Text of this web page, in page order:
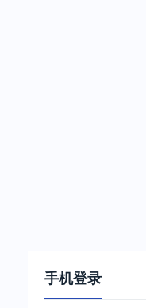
手机登录